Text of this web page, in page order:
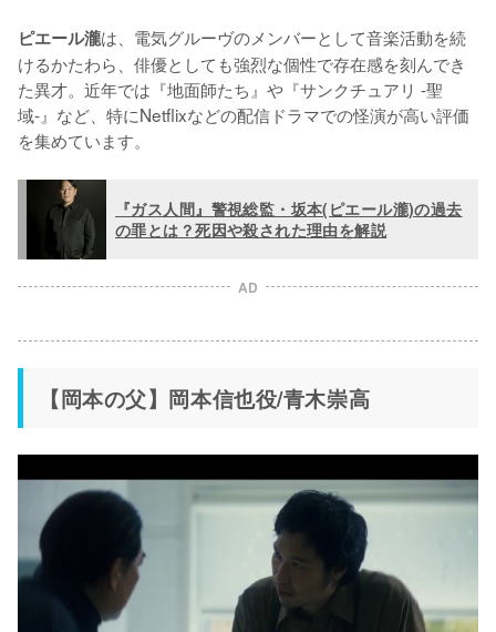
ピエール瀧は、電気グルーヴのメンバーとして音楽活動を続
けるかたわら、俳優としても強烈な個性で存在感を刻んでき
た異才。近年では『地面師たち』や『サンクチュアリ -聖
域-』など、特にNetflixなどの配信ドラマでの怪演が高い評価
を集めています。
『ガス人間』警視総監・坂本(ピエール瀧)の過去
の罪とは？死因や殺された理由を解説
AD
【岡本の父】岡本信也役/青木崇高